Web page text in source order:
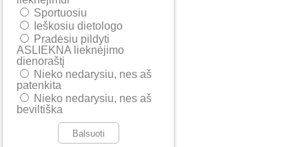
Sportuosiu
Ieškosiu dietologo
Pradėsiu pildyti
ASLIEKNA lieknėjimo
dienoraštį
Nieko nedarysiu, nes aš
patenkita
Nieko nedarysiu, nes aš
beviltiška